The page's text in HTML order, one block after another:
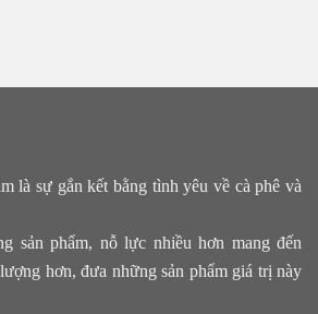
là sự gắn kết bằng tình yêu về cà phê và
sản phẩm, nỗ lực nhiều hơn mang đến
hơn, đưa những sản phẩm giá trị này